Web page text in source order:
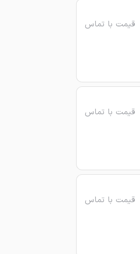
قیمت با تماس
قیمت با تماس
قیمت با تماس